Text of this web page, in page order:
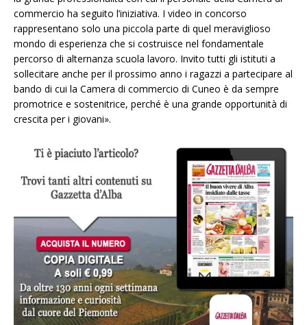
commercio ha seguito l’iniziativa. I video in concorso
rappresentano solo una piccola parte di quel meraviglioso
mondo di esperienza che si costruisce nel fondamentale
percorso di alternanza scuola lavoro. Invito tutti gli istituti a
sollecitare anche per il prossimo anno i ragazzi a partecipare al
bando di cui la Camera di commercio di Cuneo è da sempre
promotrice e sostenitrice, perché è una grande opportunità di
crescita per i giovani».